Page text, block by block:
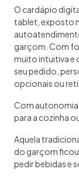
O cardápio
tablet, exposto
garçom. Com
muito intuitiva e
seu pedido,
opcionais ou
Com autonomia
para a cozinha
Aquela
do garçom
pedir bebidas e